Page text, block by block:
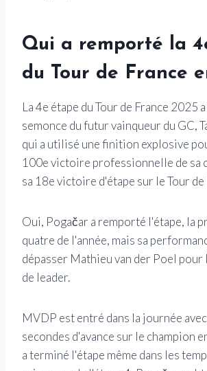
Qui a remporté la
du Tour de France
La 4e étape du Tour de France 2025
semonce du futur vainqueur du GC,
qui a utilisé une finition explosive
100e victoire professionnelle de sa
sa 18e victoire d'étape sur le Tour de
Oui, Pogačar a remporté l'étape, la
quatre de l'année, mais sa
dépasser Mathieu van der Poel
de leader.
MVDP est entré dans la journée
secondes d'avance sur le champion
a terminé l'étape même dans les